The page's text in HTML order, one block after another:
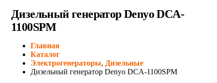
Дизельный генератор Denyo DCA-
1100SPM
Главная
Каталог
Электрогенераторы, Дизельные
Дизельный генератор Denyo DCA-1100SPM